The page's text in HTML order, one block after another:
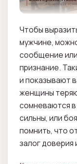
Чтобы
мужчине,
сообщение
признание.
и показывают
женщины
сомневаются
сильны, или
помнить, что
залог доверия